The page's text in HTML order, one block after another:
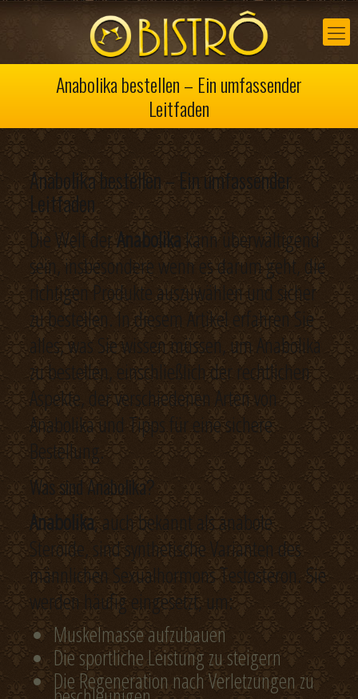
Anabolika bestellen – Ein umfassender
Leitfaden
Anabolika bestellen – Ein umfassender
Leitfaden
Die Welt derAnabolikakann überwältigend
sein, insbesondere wenn es darum geht, die
richtigen Produkte auszuwählen und sicher
zu bestellen. In diesem Artikel erfahren Sie
alles, was Sie wissen müssen, um Anabolika
zu bestellen, einschließlich der rechtlichen
Aspekte, der verschiedenen Arten von
Anabolika und Tipps für eine sichere
Bestellung.
Was sind Anabolika?
Anabolika, auch bekannt als anabole
Steroide, sind synthetische Varianten des
männlichen Sexualhormons Testosteron. Sie
werden häufig eingesetzt, um:
Muskelmasse aufzubauen
Die sportliche Leistung zu steigern
Die Regeneration nach Verletzungen zu